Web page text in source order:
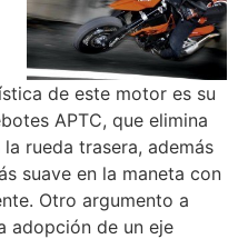
de este motor es su
APTC, que elimina
rueda trasera, además
suave en la maneta con
Otro argumento a
adopción de un eje